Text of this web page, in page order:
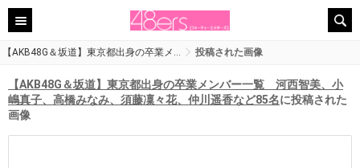
【AKB48G＆坂道】東京都出身の卒業メ… 投稿された画像
【AKB48G＆坂道】東京都出身の卒業メンバー一覧 河西智美、小
嶋真子、高橋みなみ、須藤凜々花、仲川遥香など85名に投稿された
画像